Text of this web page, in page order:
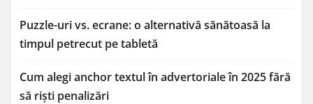
Puzzle-uri vs. ecrane: o alternativă sănătoasă la
timpul petrecut pe tabletă
Cum alegi anchor textul în advertoriale în 2025 fără
să riști penalizări